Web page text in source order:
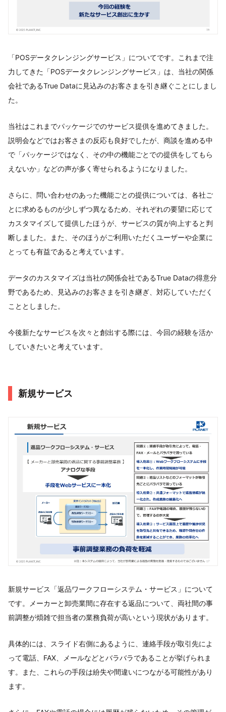
「POSデータクレンジングサービス」についてです。これまで注
力してきた「POSデータクレンジングサービス」は、当社の関係
会社であるTrue Dataに見込みのお客さまを引き継ぐことにしまし
た。
当社はこれまでパッケージでのサービス提供を進めてきました。
説明会などではお客さまの反応も良好でしたが、商談を進める中
で「パッケージではなく、その中の機能ごとでの提供をしてもら
えないか」などの声が多く寄せられるようになりました。
さらに、問い合わせのあった機能ごとの提供については、各社ご
とに求めるものが少しずつ異なるため、それぞれの要望に応じて
カスタマイズして提供したほうが、サービスの質が向上すると判
断しました。また、そのほうがご利用いただくユーザーや企業に
とっても有益であると考えています。
データのカスタマイズは当社の関係会社であるTrue Dataの得意分
野であるため、見込みのお客さまを引き継ぎ、対応していただく
こととしました。
今後新たなサービスを次々と創出する際には、今回の経験を活か
していきたいと考えています。
新規サービス
新規サービス「返品ワークフローシステム・サービス」について
です。メーカーと卸売業間に存在する返品について、両社間の事
前調整が煩雑で担当者の業務負荷が高いという現状があります。
具体的には、スライド右側にあるように、連絡手段が取引先によ
って電話、FAX、メールなどとバラバラであることが挙げられま
す。また、これらの手段は紛失や間違いにつながる可能性があり
ます。